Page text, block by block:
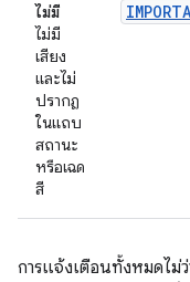
ไม่มี
ไม่มี
เสียง
และไม่
ปรากฏ
ในแถบ
สถานะ
หรือเฉด
สี
การแจ้งเตือนทั้งหมดไม่